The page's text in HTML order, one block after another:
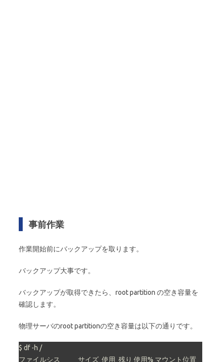
事前作業
作業開始前にバックアップを取ります。
バックアップ大事です。
バックアップが取得できたら、root partition の空き容量を
確認します。
物理サーバのroot partitionの空き容量は以下の通りです。
$ df -h /